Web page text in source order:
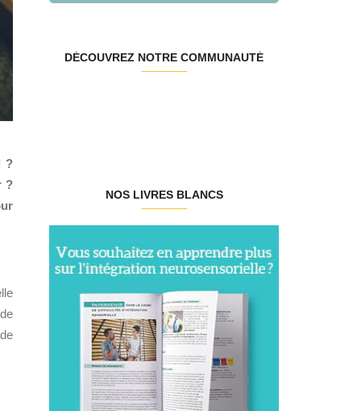
?
?
DÉCOUVREZ NOTRE COMMUNAUTÉ
NOS LIVRES BLANCS